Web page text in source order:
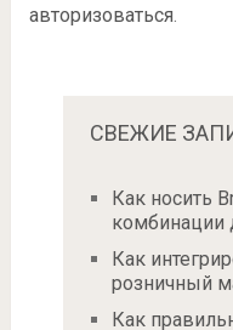
авторизоваться.
СВЕЖИЕ
Как носить
Как
розничный
Как